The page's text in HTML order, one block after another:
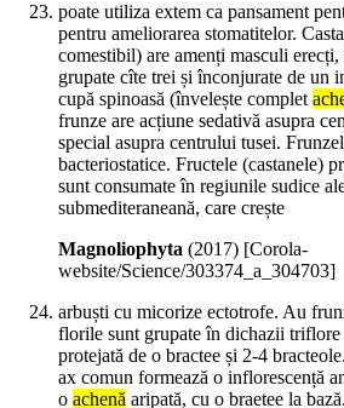
poate utiliza extem ca pansament
pentru ameliorarea stomatitelor.
comestibil) are amenți masculi
grupate cîte trei și înconjurate de un
cupă spinoasă (învelește complet
frunze are acțiune sedativă asupra
special asupra centrului tusei.
bacteriostatice. Fructele (castanele)
sunt consumate în regiunile sudice
submediteraneană, care crește
Magnoliophyta (2017) [Corola-
website/Science/303374_a_304703]
arbuști cu micorize ectotrofe. Au
florile sunt grupate în dichazii triflore
protejată de o bractee și 2-4
ax comun formează o inflorescență
o achenă aripată, cu o braetee la